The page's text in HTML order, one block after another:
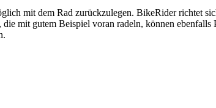
mit dem Rad zurückzulegen. BikeRider richtet
mit gutem Beispiel voran radeln, können ebenfalls